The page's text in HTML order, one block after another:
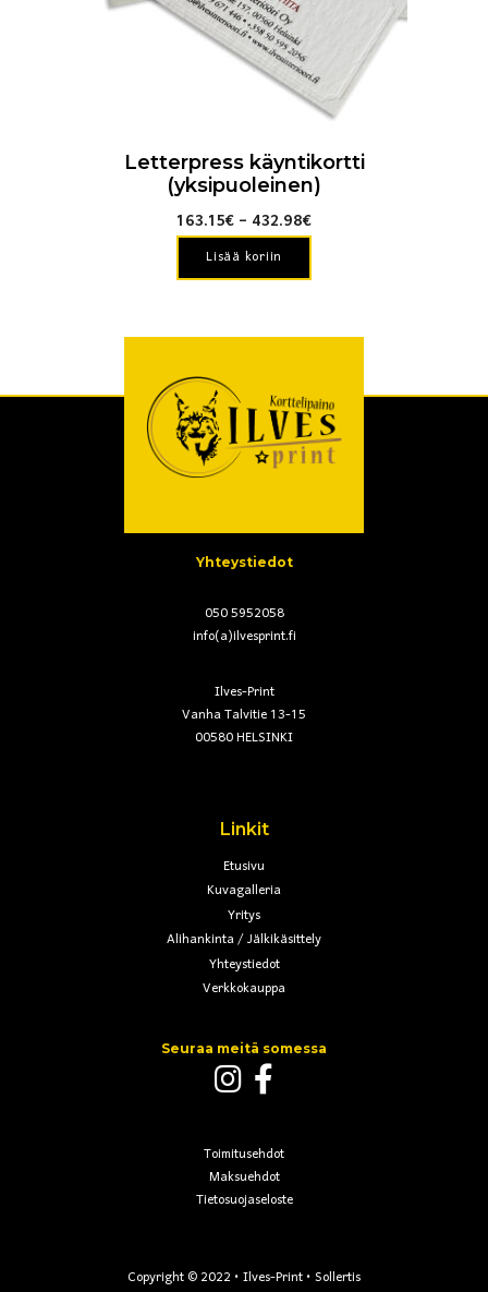
Letterpress käyntikortti
(yksipuoleinen)
163.15€–432.98€Hintaluokka:
-
Lisää koriin
Yhteystiedot
050 5952058
info(a)ilvesprint.fi
Ilves-Print
Vanha Talvitie 13-15
00580 HELSINKI
Linkit
Etusivu
Kuvagalleria
Yritys
Alihankinta / Jälkikäsittely
Yhteystiedot
Verkkokauppa
Seuraa meitä somessa
Toimitusehdot
Maksuehdot
Tietosuojaseloste
Copyright © 2022 •Ilves-Print•Sollertis